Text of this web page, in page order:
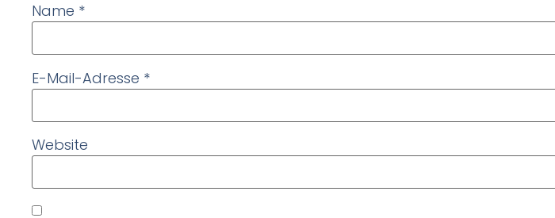
Name *
E-Mail-Adresse *
Website